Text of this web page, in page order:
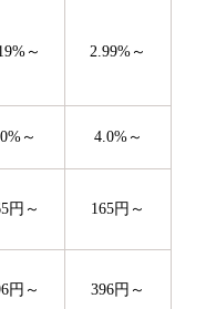
～ 2.99%～
～ 4.0%～
円～ 165円～
円～ 396円～